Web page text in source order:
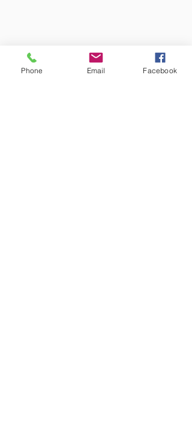
Phone Email Facebook